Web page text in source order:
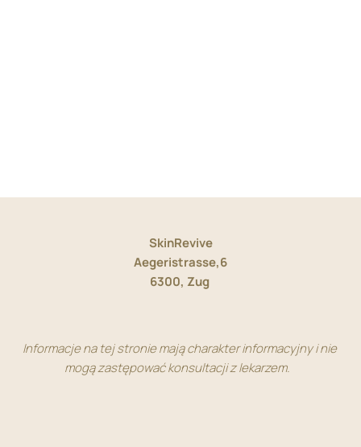
SkinRevive
Aegeristrasse,6
6300, Zug
Informacje na tej stronie mają charakter informacyjny i nie
mogą zastępować konsultacji z lekarzem.